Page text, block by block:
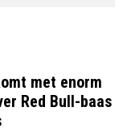
met enorm
Red Bull-baas